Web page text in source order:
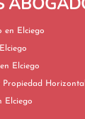
Derecho Administrativo en Elciego
en Elciego
Derecho Farmacéutico en Elciego
Urbanístico en Elciego